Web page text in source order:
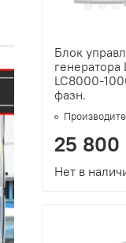
Блок
генератора
LC8000-
фазн.
Нет в
25 800